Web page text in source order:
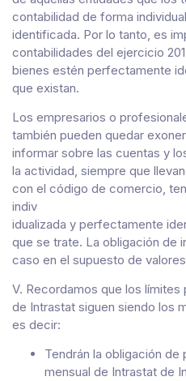
contabilidad de forma
identificada. Por lo tanto, es
contabilidades del ejercicio
bienes estén perfectamente
que existan.
Los empresarios o
también pueden quedar
informar sobre las cuentas y
la actividad, siempre que
con el código de comercio,
indiv
idualizada y perfectamente
que se trate. La obligación de
caso en el supuesto de
V. Recordamos que los límites
de Intrastat siguen siendo los
es decir:
Tendrán la obligación de
mensual de Intrastat de